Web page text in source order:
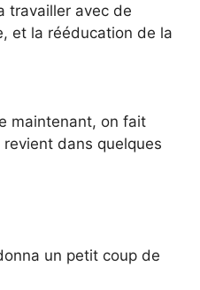
travailler avec de
et la rééducation de la
maintenant, on fait
dans quelques
un petit coup de